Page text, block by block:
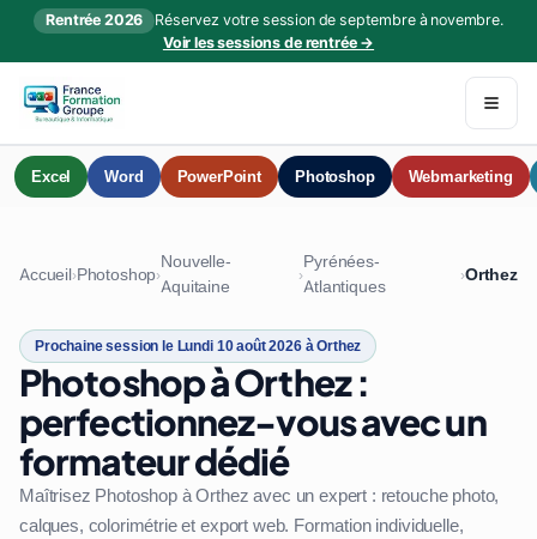
Rentrée 2026
Réservez votre session de septembre à novembre.
Voir les sessions de rentrée →
Excel Word PowerPoint Photoshop Webmarketing
Accueil›Photoshop›
Nouvelle-
Aquitaine
›
Pyrénées-
Atlantiques
›Orthez
Prochaine session le Lundi 10 août 2026 à Orthez
Photoshop à Orthez :
perfectionnez-vous avec un
formateur dédié
Maîtrisez Photoshop à Orthez avec un expert : retouche photo,
calques, colorimétrie et export web. Formation individuelle,